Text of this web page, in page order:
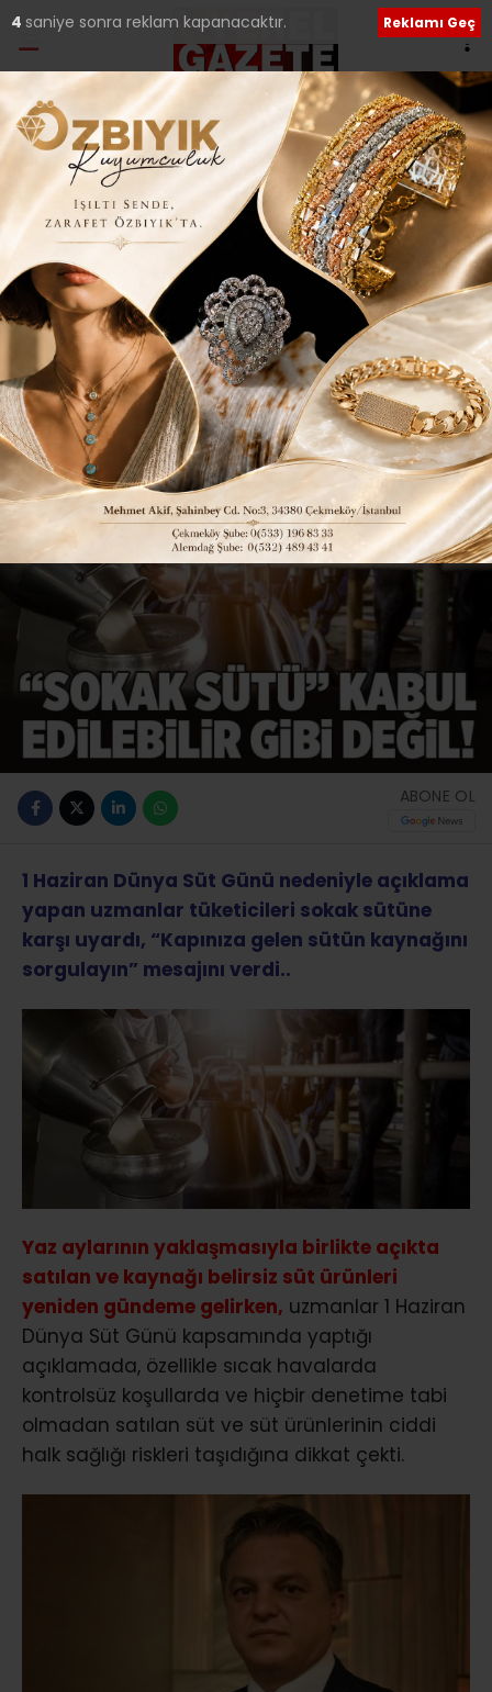
Ana Sayfa›Tüm Manşetler
Uzmanlar uyardı:
“Kapınıza gelen sütün
kaynağını sorgulayın”
Giriş: 03-06-2026 11:45
Güncelleme: 03-06-2026 23:24
38 Tüm Manşetler
ABONE OL
1 Haziran Dünya Süt Günü nedeniyle açıklama
yapan uzmanlar tüketicileri sokak sütüne
karşı uyardı, “Kapınıza gelen sütün kaynağını
sorgulayın” mesajını verdi..
Yaz aylarının yaklaşmasıyla birlikte açıkta
satılan ve kaynağı belirsiz süt ürünleri
yeniden gündeme gelirken, uzmanlar 1 Haziran
Dünya Süt Günü kapsamında yaptığı
açıklamada, özellikle sıcak havalarda
kontrolsüz koşullarda ve hiçbir denetime tabi
olmadan satılan süt ve süt ürünlerinin ciddi
halk sağlığı riskleri taşıdığına dikkat çekti.
3 saniye sonra reklam kapanacaktır. Reklamı Geç